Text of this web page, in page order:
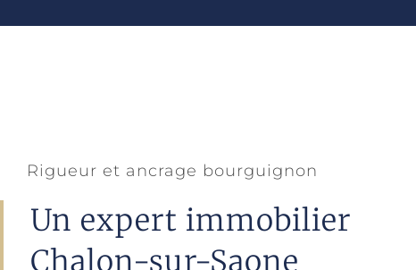
Rigueur et ancrage bourguignon
Un expert immobilier
Chalon-sur-Saone